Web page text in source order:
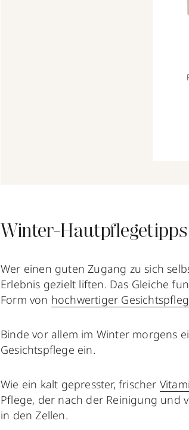
Winter-
Wer einen guten Zugang zu sich
Erlebnis gezielt liften. Das Gleiche
Form von hochwertiger
Binde vor allem im Winter morgens
Gesichtspflege ein.
Wie ein kalt gepresster, frischer
Pflege, der nach der Reinigung und
in den Zellen.